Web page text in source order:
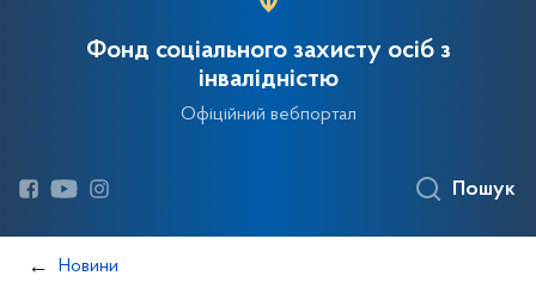
Фонд соціального захисту осіб з
інвалідністю
Офіційний вебпортал
Пошук
Новини